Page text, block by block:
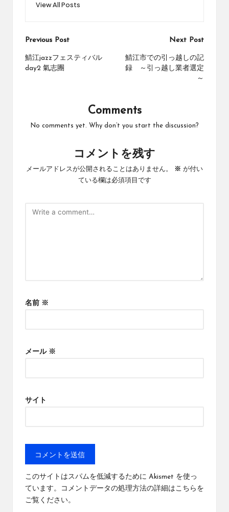
View All Posts
Post
navigation
Previous Post
鯖江jazzフェスティバル
day2 氣志團
Next Post
鯖江市での引っ越しの記
録 ～引っ越し業者選定
～
Comments
No comments yet. Why don’t you start the discussion?
コメントを残す
メールアドレスが公開されることはありません。 ※ が付い
ている欄は必須項目です
名前 ※
メール ※
サイト
このサイトはスパムを低減するために Akismet を使っ
ています。
コメントデータの処理方法の詳細はこちらを
ご覧ください。